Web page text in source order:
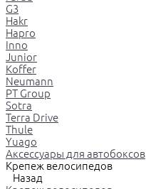
G3
Hakr
Hapro
Inno
Junior
Koffer
Neumann
PT Group
Sotra
Terra Drive
Thule
Yuago
Аксессуары для автобоксов
Крепеж велосипедов
Назад